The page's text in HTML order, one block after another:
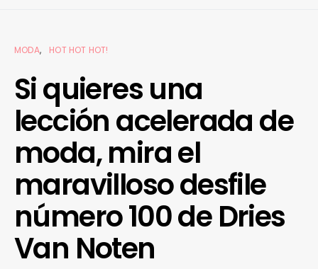
MODA HOT HOT HOT!
Si quieres una
lección acelerada de
moda, mira el
maravilloso desfile
número 100 de Dries
Van Noten